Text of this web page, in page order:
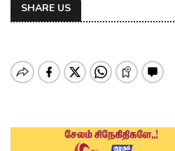
SHARE US